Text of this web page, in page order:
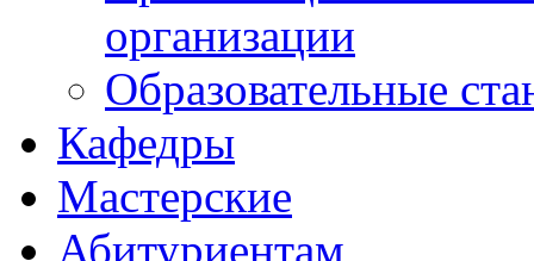
организации
Образовательные
Кафедры
Мастерские
Абитуриентам